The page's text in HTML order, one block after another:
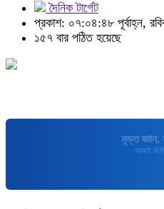
দৈনিক টার্গেট
প্রকাশ: ০৭:০৪:৪৮ পূর্বাহ্ন,
১৫৭ বার পঠিত হয়েছে